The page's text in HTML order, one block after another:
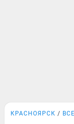
КРАСНОЯРСК